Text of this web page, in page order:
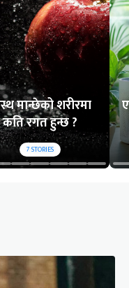
मान्छेको शरीरमा
कति रगत हुन्छ ?
7STORIES